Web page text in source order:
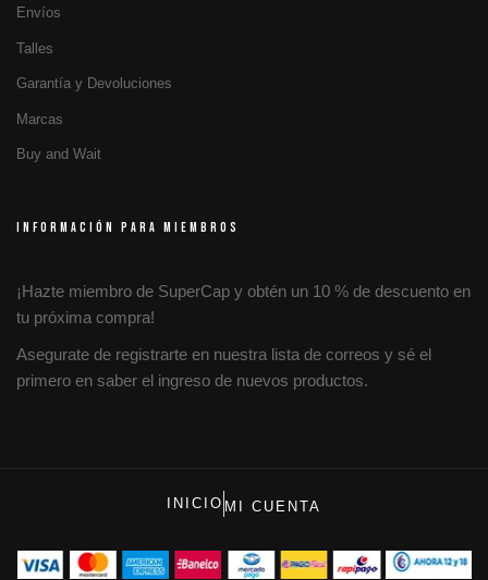
Envíos
Talles
Garantía y Devoluciones
Marcas
Buy and Wait
INFORMACIÓN PARA MIEMBROS
¡Hazte miembro de SuperCap y obtén un 10 % de descuento en
tu próxima compra!
Asegurate de registrarte en nuestra lista de correos y sé el
primero en saber el ingreso de nuevos productos.
INICIO MI CUENTA